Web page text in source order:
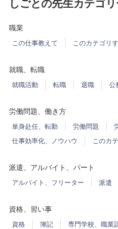
しごとの先生カテゴ
職業
この仕事教えて このカテゴリ
就職、転職
就職活動 転職 退職 公
労働問題、働き方
単身赴任、転勤 労働問題
仕事効率化、ノウハウ
このカ
派遣、アルバイト、パート
アルバイト、フリーター 派遣
資格、習い事
資格 簿記 専門学校、職業